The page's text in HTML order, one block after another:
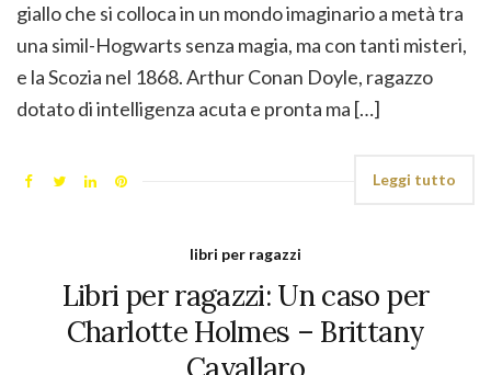
giallo che si colloca in un mondo imaginario a metà tra
una simil-Hogwarts senza magia, ma con tanti misteri,
e la Scozia nel 1868. Arthur Conan Doyle, ragazzo
dotato di intelligenza acuta e pronta ma […]
Leggi tutto
libri per ragazzi
Libri per ragazzi: Un caso per
Charlotte Holmes – Brittany